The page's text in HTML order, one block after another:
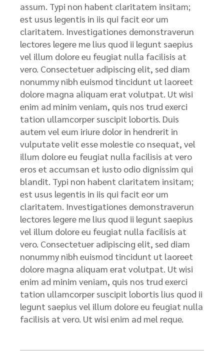
assum. Typi non habent claritatem insitam;
est usus legentis in iis qui facit eor um
claritatem. Investigationes demonstraverun
lectores legere me lius quod ii legunt saepius
vel illum dolore eu feugiat nulla facilisis at
vero. Consectetuer adipiscing elit, sed diam
nonummy nibh euismod tincidunt ut laoreet
dolore magna aliquam erat volutpat. Ut wisi
enim ad minim veniam, quis nos trud exerci
tation ullamcorper suscipit lobortis. Duis
autem vel eum iriure dolor in hendrerit in
vulputate velit esse molestie co nsequat, vel
illum dolore eu feugiat nulla facilisis at vero
eros et accumsan et iusto odio dignissim qui
blandit. Typi non habent claritatem insitam;
est usus legentis in iis qui facit eor um
claritatem. Investigationes demonstraverun
lectores legere me lius quod ii legunt saepius
vel illum dolore eu feugiat nulla facilisis at
vero. Consectetuer adipiscing elit, sed diam
nonummy nibh euismod tincidunt ut laoreet
dolore magna aliquam erat volutpat. Ut wisi
enim ad minim veniam, quis nos trud exerci
tation ullamcorper suscipit lobortis lius quod ii
legunt saepius vel illum dolore eu feugiat nulla
facilisis at vero. Ut wisi enim ad mel reque.